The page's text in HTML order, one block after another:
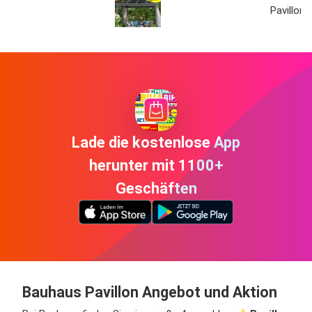
Pavillon
Lade die kostenlose App
herunter mit 1100+
Geschäften
Bauhaus Pavillon Angebot und Aktion